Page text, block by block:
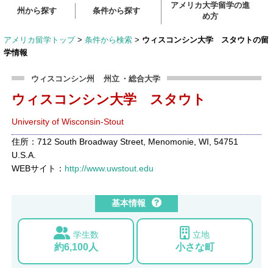
州から探す 条件から探す
アメリカ大学留学の進
め方
アメリカ留学トップ > 条件から検索 > ウィスコンシン大学 スタウトの留
学情報
ウィスコンシン州 州立 ・総合大学
ウィスコンシン大学 スタウト
University of Wisconsin-Stout
住所：712 South Broadway Street, Menomonie, WI, 54751
U.S.A.
WEBサイト： http://www.uwstout.edu
基本情報
学生数
約6,100人
立地
小さな町